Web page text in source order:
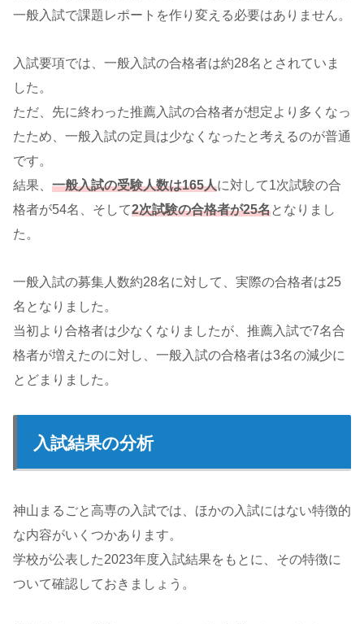
一般入試で課題レポートを作り変える必要はありません。
入試要項では、一般入試の合格者は約28名とされていま
した。
ただ、先に終わった推薦入試の合格者が想定より多くなっ
たため、一般入試の定員は少なくなったと考えるのが普通
です。
結果、 一般入試の受験人数は165人に対して1次試験の合
格者が54名、そして2次試験の合格者が25名となりまし
た。
一般入試の募集人数約28名に対して、実際の合格者は25
名となりました。
当初より合格者は少なくなりましたが、推薦入試で7名合
格者が増えたのに対し、一般入試の合格者は3名の減少に
とどまりました。
入試結果の分析
神山まるごと高専の入試では、ほかの入試にはない特徴的
な内容がいくつかあります。
学校が公表した2023年度入試結果をもとに、その特徴に
ついて確認しておきましょう。